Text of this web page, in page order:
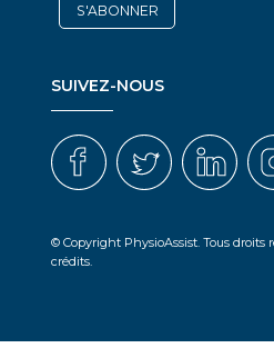
SUIVEZ-NOUS
S'ABONNER
© Copyright PhysioAssist. Tous droits
crédits.